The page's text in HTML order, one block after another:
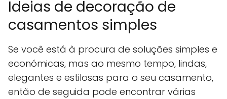
Ideias de decoração de
casamentos simples
Se você está à procura de soluções simples e
económicas, mas ao mesmo tempo, lindas,
elegantes e estilosas para o seu casamento,
então de seguida pode encontrar várias